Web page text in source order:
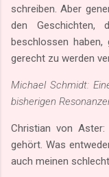
schreiben. Aber
den Geschichten,
beschlossen haben,
gerecht zu werden
Michael Schmidt:
bisherigen
Christian von
gehört. Was
auch meinen